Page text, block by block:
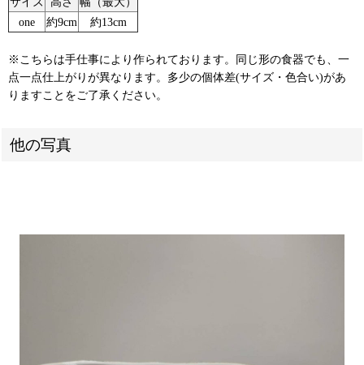
one
約9cm 約13cm
※こちらは手仕事により作られております。同じ形の食器でも、一
点一点仕上がりが異なります。多少の個体差(サイズ・色合い)があ
りますことをご了承ください。
他の写真